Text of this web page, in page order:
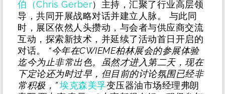
伯（Chris Gerber）主持，汇聚了行业高层领
导，共同开展战略对话并建立人脉。
与此同
时，展区依然人头攒动，与会者与供应商交流
互动，探索新技术，并延续了活动首日开启的
对话。
“今年在CWIEME柏林展会的参展体验
迄今为止非常出色。虽然才进入第二天，现在
下定论还为时过早，但目前的讨论氛围已经非
常积极，”埃克森美孚变压器油市场经理弗朗